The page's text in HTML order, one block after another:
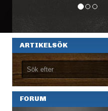
ARTIKELSÖK
FORUM